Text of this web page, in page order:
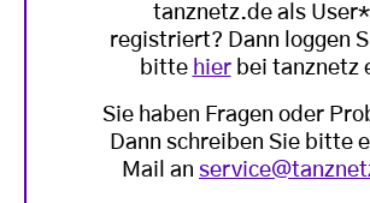
tanznetz.de als
registriert? Dann loggen
bitte hierbei tanznetz
Sie haben Fragen oder
Dann schreiben Sie bitte
Mail an